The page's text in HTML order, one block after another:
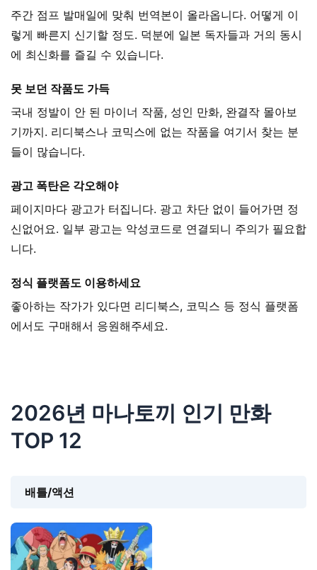
주간 점프 발매일에 맞춰 번역본이 올라옵니다. 어떻게 이
렇게 빠른지 신기할 정도. 덕분에 일본 독자들과 거의 동시
에 최신화를 즐길 수 있습니다.
못 보던 작품도 가득
국내 정발이 안 된 마이너 작품, 성인 만화, 완결작 몰아보
기까지. 리디북스나 코믹스에 없는 작품을 여기서 찾는 분
들이 많습니다.
광고 폭탄은 각오해야
페이지마다 광고가 터집니다. 광고 차단 없이 들어가면 정
신없어요. 일부 광고는 악성코드로 연결되니 주의가 필요합
니다.
정식 플랫폼도 이용하세요
좋아하는 작가가 있다면 리디북스, 코믹스 등 정식 플랫폼
에서도 구매해서 응원해주세요.
2026년 마나토끼 인기 만화
TOP 12
배틀/액션